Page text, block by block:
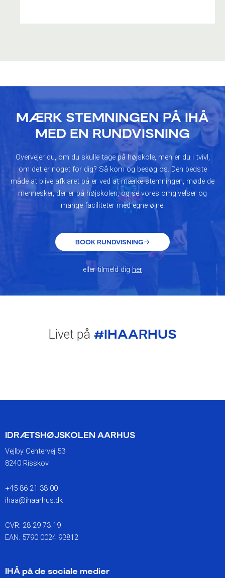
MÆRK STEMNINGEN PÅ IHÅ
MED EN RUNDVISNING
Overvejer du, om du skulle tage på højskole, men er du i tvivl,
om det er noget for dig? Så kom og besøg os. Den bedste
måde at blive afklaret på er ved at mærke stemningen, møde de
mennesker, der er på højskolen, og se vores omgivelser og
mange faciliteter med egne øjne.
BOOK RUNDVISNING
eller tilmeld dig her
Livet på #IHAARHUS
IDRÆTSHØJSKOLEN AARHUS
Vejlby Centervej 53
8240 Risskov
+45 86 21 38 00
ihaa@ihaarhus.dk
CVR: 28 29 73 19
EAN: 5790 0024 93812
IHÅ på de sociale medier